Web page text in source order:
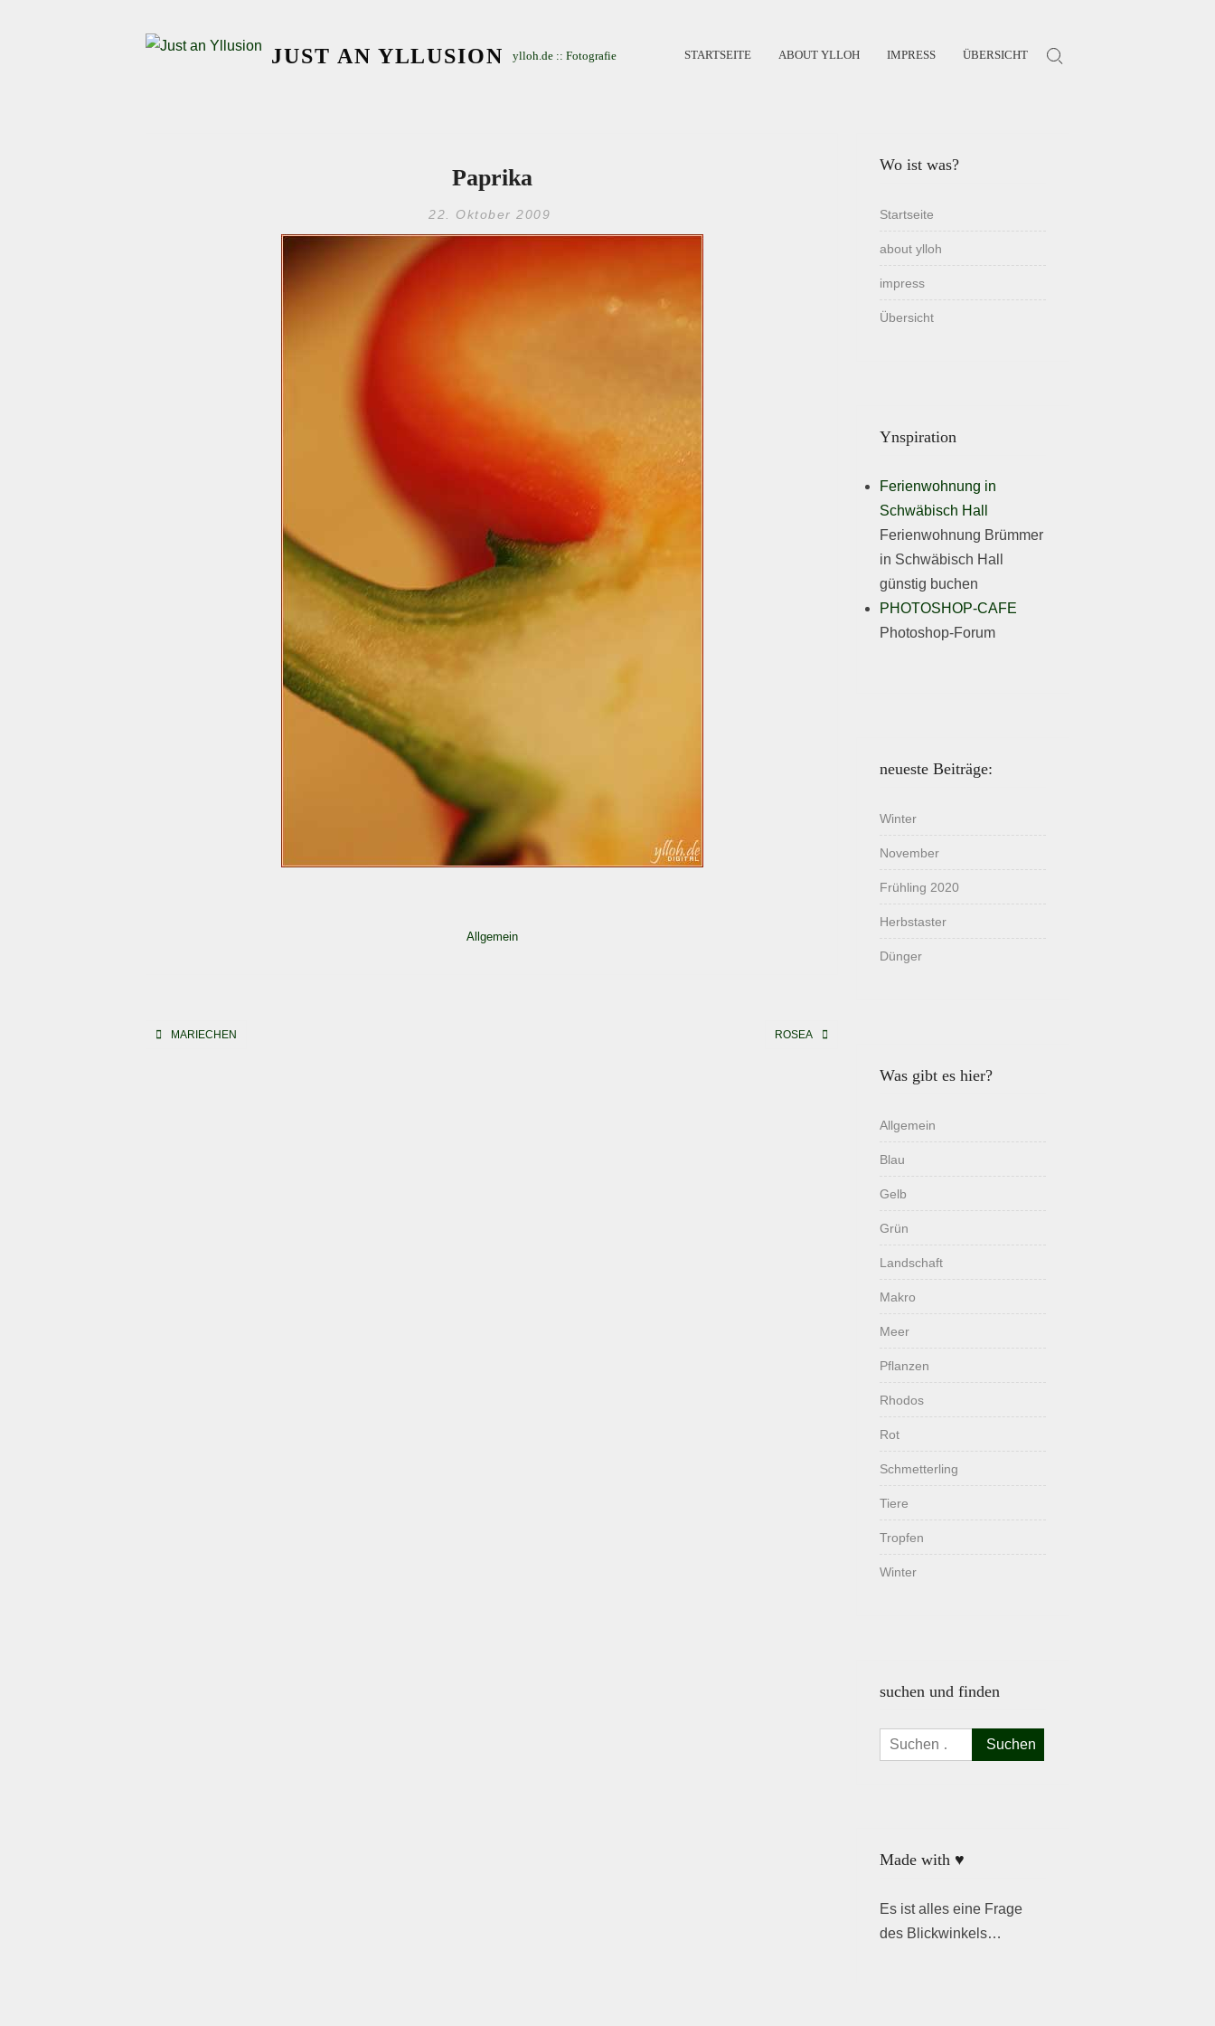
JUST AN YLLUSION ylloh.de :: Fotografie STARTSEITE ABOUT YLLOH IMPRESS ÜBERSICHT Search for:
Paprika
22. Oktober 2009
Allgemein
Beitragsnavigation
MARIECHEN ROSEA
Wo ist was?
Startseite
about ylloh
impress
Übersicht
Ynspiration
Ferienwohnung in
Schwäbisch Hall
Ferienwohnung Brümmer
in Schwäbisch Hall
günstig buchen
PHOTOSHOP-CAFE
Photoshop-Forum
neueste Beiträge:
Winter
November
Frühling 2020
Herbstaster
Dünger
Was gibt es hier?
Allgemein
Blau
Gelb
Grün
Landschaft
Makro
Meer
Pflanzen
Rhodos
Rot
Schmetterling
Tiere
Tropfen
Winter
suchen und finden
Suchen
nach:
Made with ♥
Es ist alles eine Frage
des Blickwinkels…